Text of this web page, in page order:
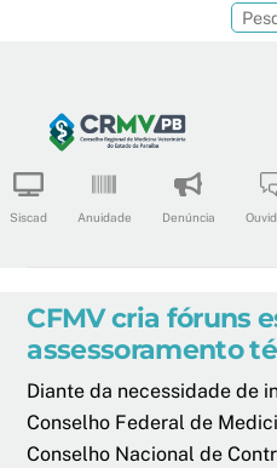
content
Siscad Anuidade Denúncia
CFMV cria fóruns
assessoramento
Diante da necessidade de
Conselho Federal de
Conselho Nacional de